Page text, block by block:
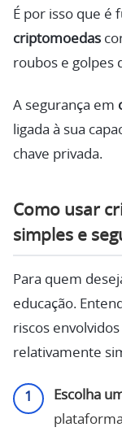
É por isso que é
criptomoedas
roubos e golpes
A segurança em
ligada à sua
chave privada.
Como usar
simples e
Para quem
educação.
riscos
relativamente
Escolha